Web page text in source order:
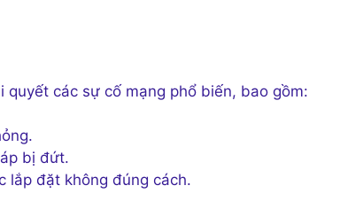
các sự cố mạng phổ biến, bao gồm:
bị đứt.
lắp đặt không đúng cách.